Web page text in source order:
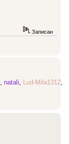
Записан
,natali Lud-Mila1312